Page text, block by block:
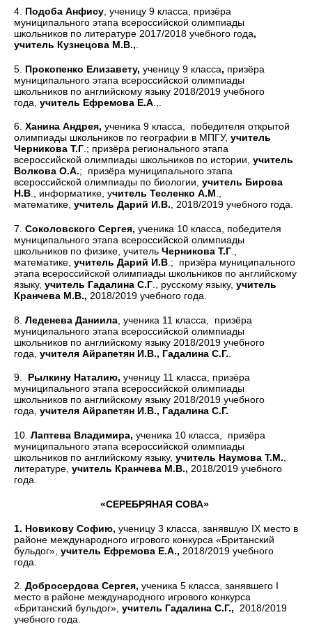
4. Подоба Анфису , ученицу 9 класса, призёра
муниципального этапа всероссийской олимпиады
школьников по литературе 2017/2018 учебного года,
учитель Кузнецова М.В.,
5. Прокопенко Елизавету, ученицу 9 класса, призёра
муниципального этапа всероссийской олимпиады
школьников по английскому языку 2018/2019 учебного
года, учитель Ефремова Е.А
6. Ханина Андрея, ученика 9 класса,
победителя открытой
олимпиады школьников по географии в МПГУ, учитель
Черникова Т.Г.; призёра регионального этапа
всероссийской олимпиады школьников по истории, учитель
Волкова О.А.; призёра муниципального этапа
всероссийской олимпиады по биологии, учитель Бирова
Н.В., информатике, учитель Тесленко А.М.,
математике, учитель Дарий И.В., 2018/2019 учебного года.
7. Соколовского Сергея, ученика 10 класса, победителя
муниципального этапа всероссийской олимпиады
школьников по физике, учитель Черникова Т.Г
математике, учитель Дарий И.В .; призёра муниципального
этапа всероссийской олимпиады школьников по английскому
языку, учитель Гадалина С.Г ., русскому языку, учитель
Кранчева М.В., 2018/2019 учебного года.
8. Леденева Даниила , ученика 11 класса, призёра
муниципального этапа всероссийской олимпиады
школьников по английскому языку 2018/2019 учебного
года, учителя Айрапетян И.В., Гадалина С.Г.
9. Рылкину Наталию, ученицу 11 класса, призёра
муниципального этапа всероссийской олимпиады
школьников по английскому языку 2018/2019 учебного
года, учителя Айрапетян И.В., Гадалина С.Г.
10. Лаптева Владимира, ученика 10 класса, призёра
муниципального этапа всероссийской олимпиады
школьников по английскому языку, учитель Наумова Т.М.
литературе, учитель Кранчева М.В., 2018/2019 учебного
года.
«СЕРЕБРЯНАЯ СОВА»
1. Новикову Софию, ученицу 3 класса, занявшую IХ место в
районе международного игрового конкурса «Британский
бульдог», учитель Ефремова Е.А., 2018/2019 учебного
года.
2. Добросердова Сергея, ученика 5 класса, занявшего I
место в районе международного игрового конкурса
«Британский бульдог», учитель Гадалина С.Г., 2018/2019
учебного года.